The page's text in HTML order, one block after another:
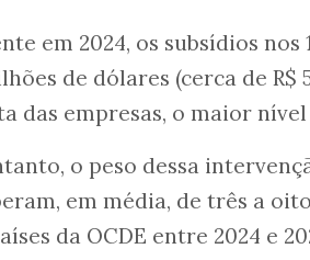
em 2024, os subsídios
de dólares (cerca de
das empresas, o maior nível
o peso dessa
em média, de três a
da OCDE entre 2024 e